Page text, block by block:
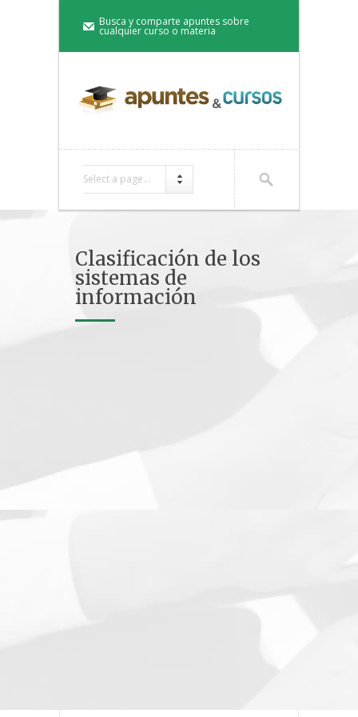
Busca y comparte apuntes sobre
cualquier curso o materia
Select a page...
Clasificación de los
sistemas de
información